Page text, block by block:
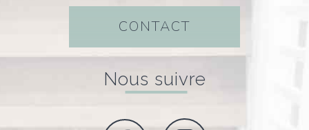
CONTACT
nous suivre